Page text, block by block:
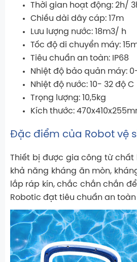
Thời gian hoạt động: 2h/
Chiều dài dây cáp: 17m
Lưu lượng nước: 18m3/ h
Tốc độ di chuyển máy:
Tiêu chuẩn an toàn: IP68
Nhiệt độ bảo quản máy:
Nhiệt độ nước: 10- 32 độ C
Trọng lượng: 10,5kg
Kích thước:
Đặc điểm của Robot vệ
Thiết bị được gia công từ
khả năng kháng ăn mòn,
lắp ráp kín, chắc chắn chắn
Robotic đạt tiêu chuẩn an toàn